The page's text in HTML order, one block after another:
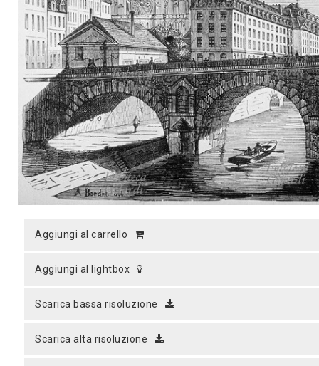
aggiungi al carrello
aggiungi al lightbox
scarica bassa risoluzione
scarica alta risoluzione